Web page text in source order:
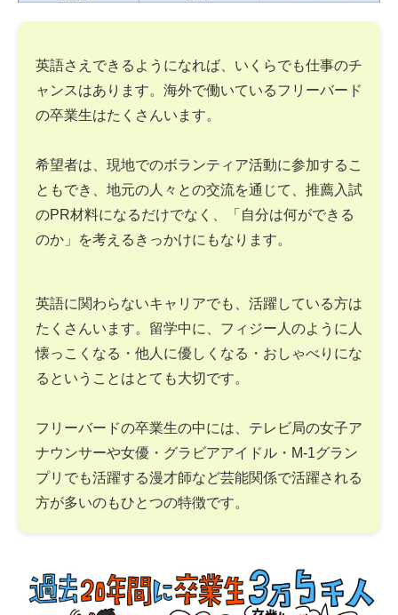
英語さえできるようになれば、いくらでも仕事のチ
ャンスはあります。海外で働いているフリーバード
の卒業生はたくさんいます。
希望者は、現地でのボランティア活動に参加するこ
ともでき、地元の人々との交流を通じて、推薦入試
のPR材料になるだけでなく、「自分は何ができる
のか」を考えるきっかけにもなります。
英語に関わらないキャリアでも、活躍している方は
たくさんいます。留学中に、フィジー人のように人
懐っこくなる・他人に優しくなる・おしゃべりにな
るということはとても大切です。
フリーバードの卒業生の中には、テレビ局の女子ア
ナウンサーや女優・グラビアアイドル・M-1グラン
プリでも活躍する漫才師など芸能関係で活躍される
方が多いのもひとつの特徴です。